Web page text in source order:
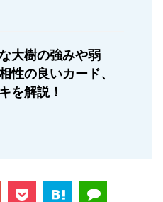
大樹の強みや弱
性の良いカード、
を解説！